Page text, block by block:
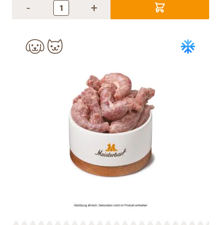
- +